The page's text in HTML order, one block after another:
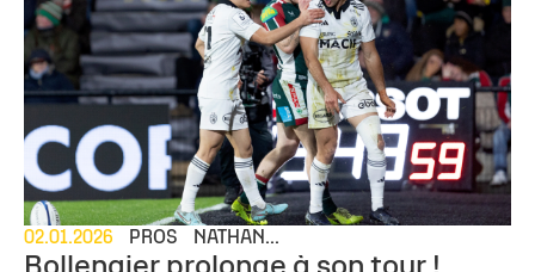
02.01.2026 PROS NATHAN...